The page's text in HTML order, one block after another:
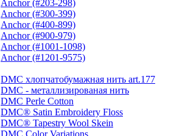
Anchor (#203-298)
Anchor (#300-399)
Anchor (#400-899)
Anchor (#900-979)
Anchor (#1001-1098)
Anchor (#1201-9575)
DMC хлопчатобумажная нить art.177
DMC - металлизированая нить
DMC Perle Cotton
DMC® Satin Embroidery Floss
DMC® Tapestry Wool Skein
DMC Color Variations